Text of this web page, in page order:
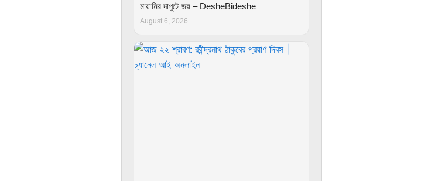
মায়ামির দাপুটে জয় – DesheBideshe
August 6, 2026